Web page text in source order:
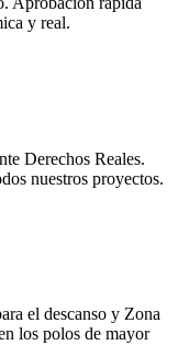
y real.
Derechos Reales.
nuestros proyectos.
el descanso y Zona
los polos de mayor